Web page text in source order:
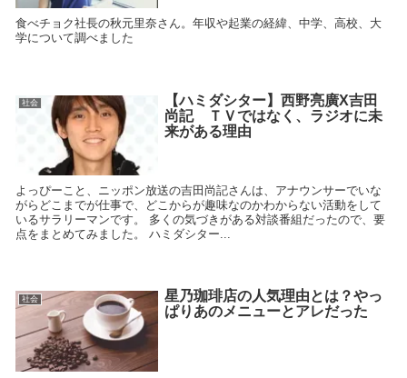
食べチョク社長の秋元里奈さん。年収や起業の経緯、中学、高校、大
学について調べました
社会
【ハミダシター】西野亮廣X吉田
尚記 ＴＶではなく、ラジオに未
来がある理由
よっぴーこと、ニッポン放送の吉田尚記さんは、アナウンサーでいな
がらどこまでが仕事で、どこからが趣味なのかわからない活動をして
いるサラリーマンです。 多くの気づきがある対談番組だったので、要
点をまとめてみました。 ハミダシター...
社会
星乃珈琲店の人気理由とは？やっ
ぱりあのメニューとアレだった